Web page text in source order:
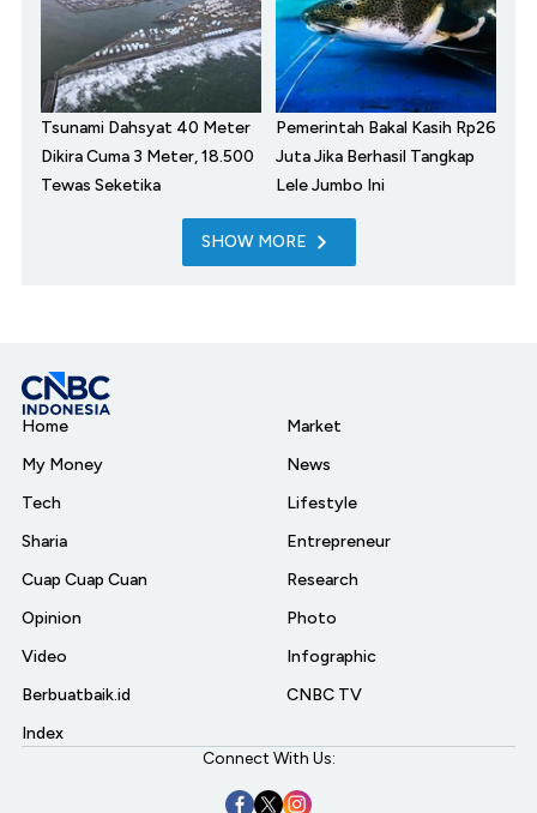
Tsunami Dahsyat 40 Meter
Dikira Cuma 3 Meter, 18.500
Tewas Seketika
Pemerintah Bakal Kasih Rp26
Juta Jika Berhasil Tangkap
Lele Jumbo Ini
SHOW MORE
Home
My Money
Tech
Sharia
Cuap Cuap Cuan
Opinion
Video
Berbuatbaik.id
Index
Market
News
Lifestyle
Entrepreneur
Research
Photo
Infographic
CNBC TV
Connect With Us: